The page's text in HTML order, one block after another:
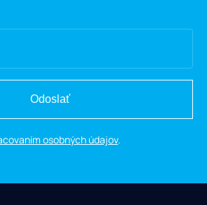
Odoslať
osobných údajov.